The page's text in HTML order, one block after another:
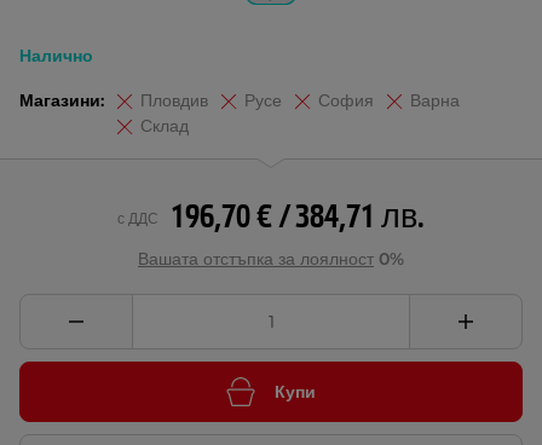
Налично
Магазини: Пловдив Русе София
Варна
Склад
196,70 € / 384,71 лв.
с ДДС
Вашата отстъпка за лоялност 0%
Купи